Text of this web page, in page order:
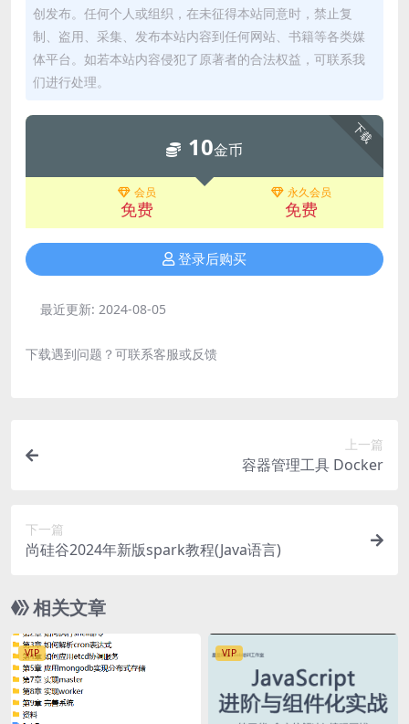
创发布。任何个人或组织，在未征得本站同意时，禁止复
制、盗用、采集、发布本站内容到任何网站、书籍等各类媒
体平台。如若本站内容侵犯了原著者的合法权益，可联系我
们进行处理。
下载
10金币
会员
免费
永久会员
免费
登录后购买
最近更新: 2024-08-05
下载遇到问题？可联系客服或反馈
上一篇
容器管理工具 Docker
下一篇
尚硅谷2024年新版spark教程(Java语言)
相关文章
VIP VIP